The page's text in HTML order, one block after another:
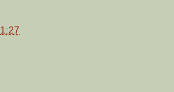
1:27